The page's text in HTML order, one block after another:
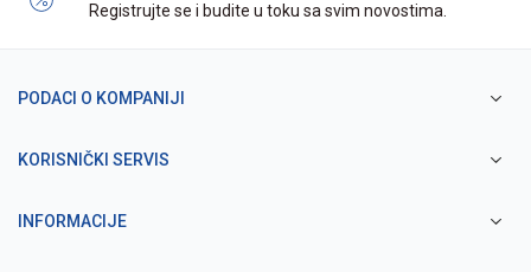
Registrujte se i budite u toku sa svim novostima.
PODACI O KOMPANIJI
KORISNIČKI SERVIS
INFORMACIJE